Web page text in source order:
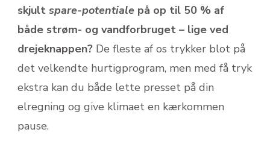
skjult spare-potentiale på op til 50 % af
både strøm- og vandforbruget – lige ved
drejeknappen? De fleste af os trykker blot på
det velkendte hurtigprogram, men med få tryk
ekstra kan du både lette presset på din
elregning og give klimaet en kærkommen
pause.